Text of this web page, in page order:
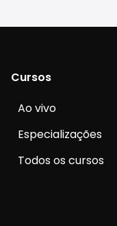
Cursos
Ao vivo
Especializações
Todos os cursos